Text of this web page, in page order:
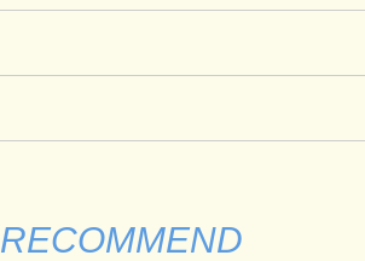
RECOMMEND